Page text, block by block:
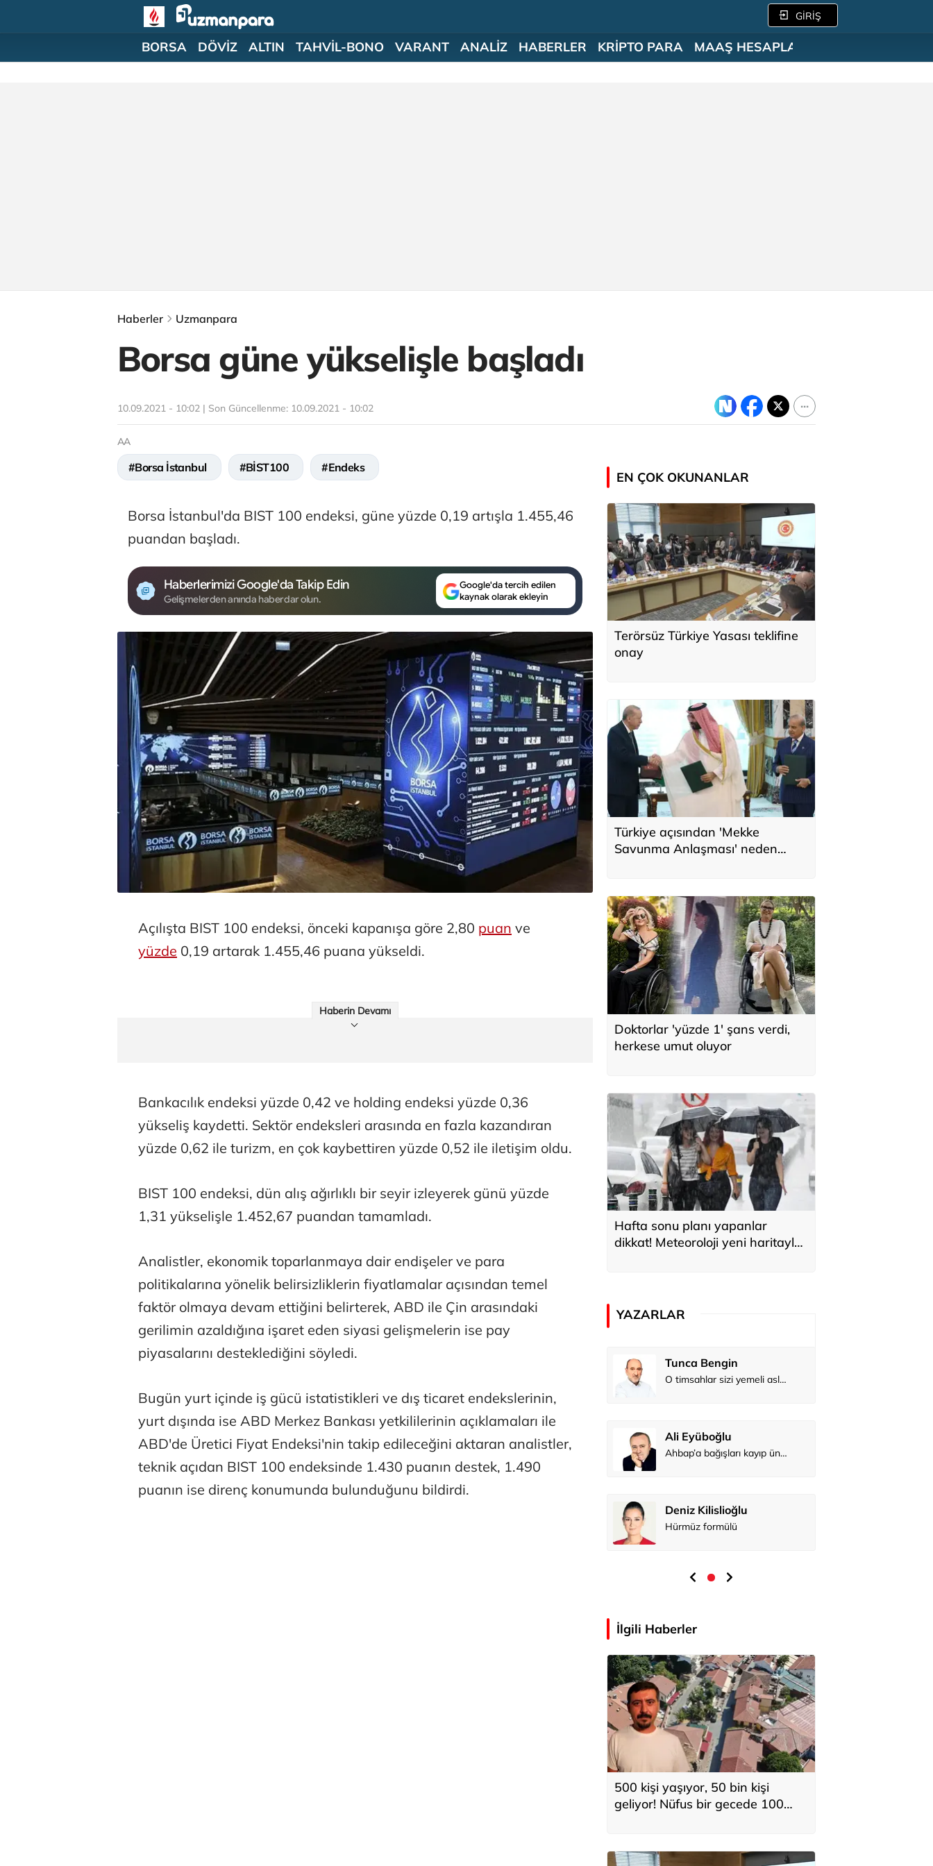
GİRİŞ
BORSA DÖVİZ ALTIN TAHVİL-BONO VARANT ANALİZ HABERLER KRİPTO PARA MAAŞ HESAPLAMA
Haberler Uzmanpara
Borsa güne yükselişle başladı
10.09.2021 - 10:02 | Son Güncellenme: 10.09.2021 - 10:02
AA
#Borsa İstanbul #BİST100 #Endeks
Borsa İstanbul'da BIST 100 endeksi, güne yüzde 0,19 artışla 1.455,46
puandan başladı.
Haberlerimizi Google'da Takip Edin
Gelişmelerden anında haberdar olun.
Google'da tercih edilen
kaynak olarak ekleyin
Açılışta BIST 100 endeksi, önceki kapanışa göre 2,80 puan ve
yüzde 0,19 artarak 1.455,46 puana yükseldi.
Haberin Devamı
Bankacılık endeksi yüzde 0,42 ve holding endeksi yüzde 0,36
yükseliş kaydetti. Sektör endeksleri arasında en fazla kazandıran
yüzde 0,62 ile turizm, en çok kaybettiren yüzde 0,52 ile iletişim oldu.
BIST 100 endeksi, dün alış ağırlıklı bir seyir izleyerek günü yüzde
1,31 yükselişle 1.452,67 puandan tamamladı.
Analistler, ekonomik toparlanmaya dair endişeler ve para
politikalarına yönelik belirsizliklerin fiyatlamalar açısından temel
faktör olmaya devam ettiğini belirterek, ABD ile Çin arasındaki
gerilimin azaldığına işaret eden siyasi gelişmelerin ise pay
piyasalarını desteklediğini söyledi.
Bugün yurt içinde iş gücü istatistikleri ve dış ticaret endekslerinin,
yurt dışında ise ABD Merkez Bankası yetkililerinin açıklamaları ile
ABD'de Üretici Fiyat Endeksi'nin takip edileceğini aktaran analistler,
teknik açıdan BIST 100 endeksinde 1.430 puanın destek, 1.490
puanın ise direnç konumunda bulunduğunu bildirdi.
EN ÇOK OKUNANLAR
Terörsüz Türkiye Yasası teklifine
onay
Türkiye açısından 'Mekke
Savunma Anlaşması' neden
Doktorlar 'yüzde 1' şans verdi,
herkese umut oluyor
Hafta sonu planı yapanlar
dikkat! Meteoroloji yeni haritayla
YAZARLAR
Tunca Bengin
Ali Eyüboğlu
Ahbap’a bağışları kayıp ünlüler var
Ali Eyüboğlu
Tunca Bengin
O timsahlar sizi yemeli aslında!...
Ali Eyüboğlu
Ahbap’a bağışları kayıp ünlüler var
Deniz Kilislioğlu
Hürmüz formülü
İlgili Haberler
500 kişi yaşıyor, 50 bin kişi
geliyor! Nüfus bir gecede 100